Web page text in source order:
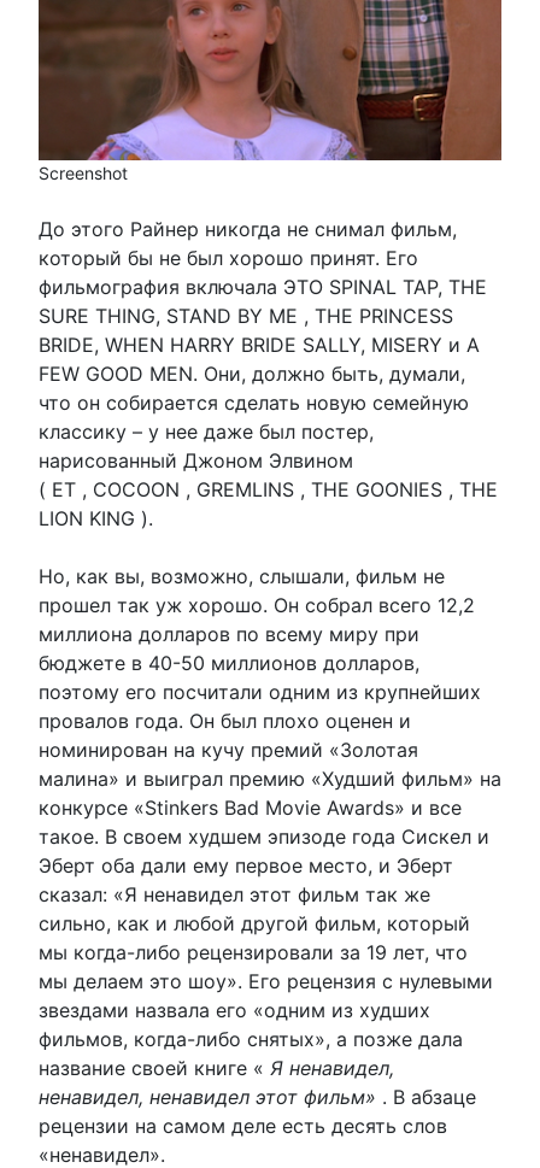
Screenshot
До этого Райнер никогда не снимал фильм,
который бы не был хорошо принят. Его
фильмография включала ЭТО SPINAL TAP, THE
SURE THING, STAND BY ME , THE PRINCESS
BRIDE, WHEN HARRY BRIDE SALLY, MISERY и A
FEW GOOD MEN. Они, должно быть, думали,
что он собирается сделать новую семейную
классику – у нее даже был постер,
нарисованный Джоном Элвином
( ET , COCOON , GREMLINS , THE GOONIES , THE
LION KING ).
Но, как вы, возможно, слышали, фильм не
прошел так уж хорошо. Он собрал всего 12,2
миллиона долларов по всему миру при
бюджете в 40-50 миллионов долларов,
поэтому его посчитали одним из крупнейших
провалов года. Он был плохо оценен и
номинирован на кучу премий «Золотая
малина» и выиграл премию «Худший фильм» на
конкурсе «Stinkers Bad Movie Awards» и все
такое. В своем худшем эпизоде ​​года Сискел и
Эберт оба дали ему первое место, и Эберт
сказал: «Я ненавидел этот фильм так же
сильно, как и любой другой фильм, который
мы когда-либо рецензировали за 19 лет, что
мы делаем это шоу». Его рецензия с нулевыми
звездами назвала его «одним из худших
фильмов, когда-либо снятых», а позже дала
название своей книге « Я ненавидел,
ненавидел, ненавидел этот фильм» . В абзаце
рецензии на самом деле есть десять слов
«ненавидел».